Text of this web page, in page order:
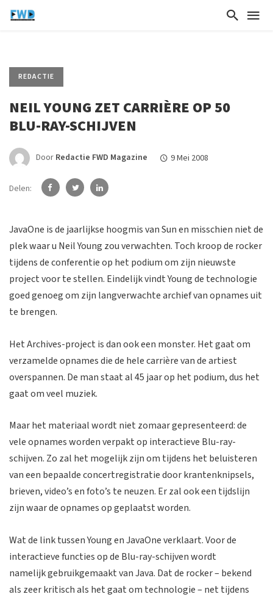
REDACTIE
NEIL YOUNG ZET CARRIÈRE OP 50
BLU-RAY-SCHIJVEN
Door Redactie FWD Magazine 9 Mei 2008
Delen:
JavaOne is de jaarlijkse hoogmis van Sun en misschien niet de
plek waar u Neil Young zou verwachten. Toch kroop de rocker
tijdens de conferentie op het podium om zijn nieuwste
project voor te stellen. Eindelijk vindt Young de technologie
goed genoeg om zijn langverwachte archief van opnames uit
te brengen.
Het Archives-project is dan ook een monster. Het gaat om
verzamelde opnames die de hele carrière van de artiest
overspannen. De man staat al 45 jaar op het podium, dus het
gaat om veel muziek.
Maar het materiaal wordt niet zomaar gepresenteerd: de
vele opnames worden verpakt op interactieve Blu-ray-
schijven. Zo zal het mogelijk zijn om tijdens het beluisteren
van een bepaalde concertregistratie door krantenknipsels,
brieven, video’s en foto’s te neuzen. Er zal ook een tijdslijn
zijn waar de opnames op geplaatst worden.
Wat de link tussen Young en JavaOne verklaart. Voor de
interactieve functies op de Blu-ray-schijven wordt
namelijk gebruikgemaakt van Java. Dat de rocker – bekend
als zeer kritisch als het gaat om technologie – net tijdens